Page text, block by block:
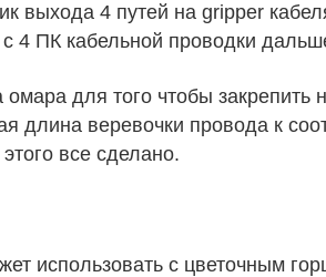
выхода 4 путей на gripper
4 ПК кабельной проводки
омара для того чтобы закрепить
длина веревочки провода к
все сделано.
использовать с цветочным